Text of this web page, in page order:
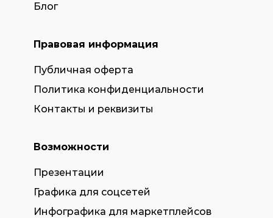
Блог
Правовая информация
Публичная оферта
Политика конфиденциальности
Контакты и реквизиты
Возможности
Презентации
Графика для соцсетей
Инфографика для маркетплейсов